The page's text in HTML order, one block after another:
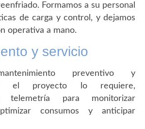
Formamos a su personal
de carga y control, y dejamos
operativa a mano.
y servicio
preventivo y
el proyecto lo requiere,
telemetría para monitorizar
consumos y anticipar